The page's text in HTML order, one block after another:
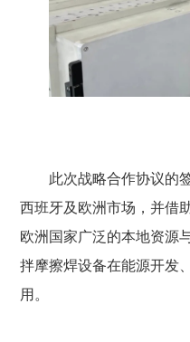
此次战略合作协议的
西班牙及欧洲市场，并借
欧洲国家广泛的本地资源
拌摩擦焊设备在能源开发
用。